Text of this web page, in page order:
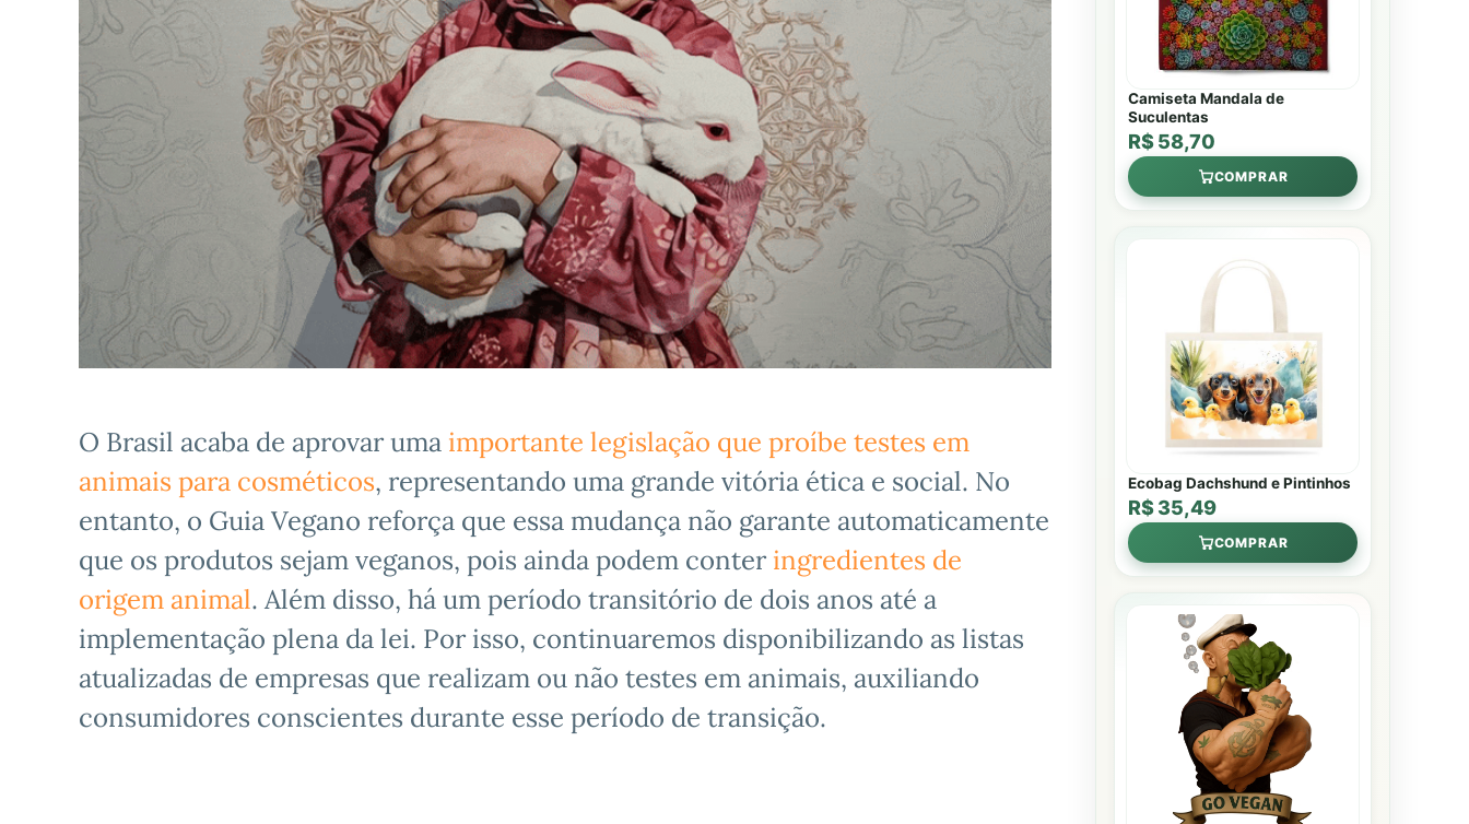
O Brasil acaba de aprovar uma importante legislação que proíbe testes em
animais para cosméticos, representando uma grande vitória ética e social. No
entanto, o Guia Vegano reforça que essa mudança não garante automaticamente
que os produtos sejam veganos, pois ainda podem conter ingredientes de
origem animal. Além disso, há um período transitório de dois anos até a
implementação plena da lei. Por isso, continuaremos disponibilizando as listas
atualizadas de empresas que realizam ou não testes em animais, auxiliando
consumidores conscientes durante esse período de transição.
Camiseta Mandala de
Suculentas
R$ 58,70
COMPRAR
Ecobag Dachshund e Pintinhos
R$ 35,49
COMPRAR